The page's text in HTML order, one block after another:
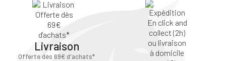
Livraison
Offerte dès 69€ d'achats*